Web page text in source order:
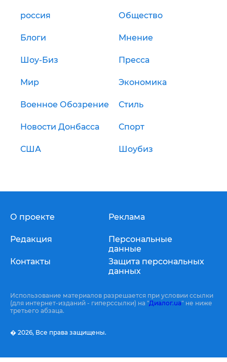
россия Общество
Блоги Мнение
Шоу-Биз Пресса
Мир Экономика
Военное Обозрение Стиль
Новости Донбасса Спорт
США Шоубиз
О проекте
Редакция
Контакты
Реклама
Персональные
данные
Защита персональных
данных
Использование материалов разрешается при условии ссылки
(для интернет-изданий - гиперссылки) на "Диалог.ua" не ниже
третьего абзаца.
� 2026, Все права защищены.